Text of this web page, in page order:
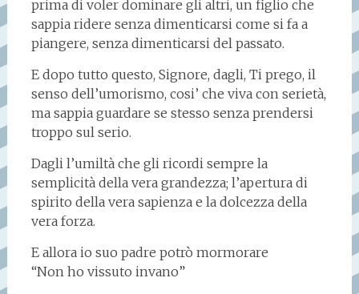
prima di voler dominare gli altri, un figlio che
sappia ridere senza dimenticarsi come si fa a
piangere, senza dimenticarsi del passato.
E dopo tutto questo, Signore, dagli, Ti prego, il
senso dell’umorismo, cosi’ che viva con serietà,
ma sappia guardare se stesso senza prendersi
troppo sul serio.
Dagli l’umiltà che gli ricordi sempre la
semplicità della vera grandezza; l’apertura di
spirito della vera sapienza e la dolcezza della
vera forza.
E allora io suo padre potrò mormorare
“Non ho vissuto invano”